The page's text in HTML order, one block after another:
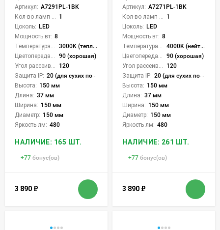
Артикул: A7291PL-1BK
1
Цоколь: LED
Мощность вт: 8
3000K (теплый)
90 (хорошая)
120
Защита IP: 20 (для сухих пом.)
Высота: 150 мм
Длина: 37 мм
Ширина: 150 мм
Диаметр: 150 мм
Яркость лм: 480
НАЛИЧИЕ: 165 ШТ.
+77 бонус(ов)
3 890 ₽
Артикул: A7271PL-1BK
1
Цоколь: LED
Мощность вт: 8
4000K (нейтральный)
90 (хорошая)
120
Защита IP: 20 (для сухих пом.)
Высота: 150 мм
Длина: 37 мм
Ширина: 150 мм
Диаметр: 150 мм
Яркость лм: 480
НАЛИЧИЕ: 261 ШТ.
+77 бонус(ов)
3 890 ₽